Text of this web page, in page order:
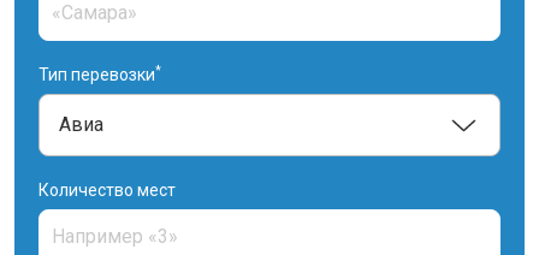
Тип перевозки*
Количество мест